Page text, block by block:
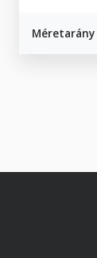
Méretarány